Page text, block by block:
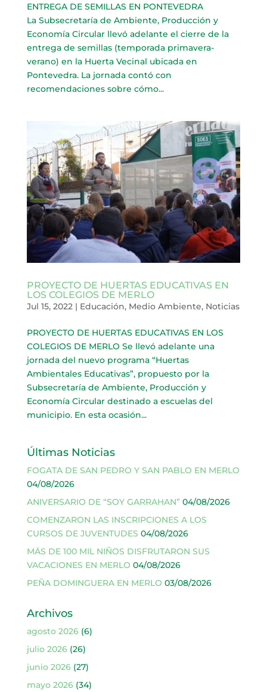
ENTREGA DE SEMILLAS EN PONTEVEDRA
La Subsecretaría de Ambiente, Producción y
Economía Circular llevó adelante el cierre de la
entrega de semillas (temporada primavera-
verano) en la Huerta Vecinal ubicada en
Pontevedra. La jornada contó con
recomendaciones sobre cómo...
PROYECTO DE HUERTAS EDUCATIVAS EN
LOS COLEGIOS DE MERLO
Jul 15, 2022| Educación, Medio Ambiente, Noticias
PROYECTO DE HUERTAS EDUCATIVAS EN LOS
COLEGIOS DE MERLO Se llevó adelante una
jornada del nuevo programa “Huertas
Ambientales Educativas”, propuesto por la
Subsecretaría de Ambiente, Producción y
Economía Circular destinado a escuelas del
municipio. En esta ocasión...
Últimas Noticias
FOGATA DE SAN PEDRO Y SAN PABLO EN MERLO
04/08/2026
ANIVERSARIO DE “SOY GARRAHAN” 04/08/2026
COMENZARON LAS INSCRIPCIONES A LOS
CURSOS DE JUVENTUDES 04/08/2026
MÁS DE 100 MIL NIÑOS DISFRUTARON SUS
VACACIONES EN MERLO 04/08/2026
PEÑA DOMINGUERA EN MERLO 03/08/2026
Archivos
agosto 2026(6)
julio 2026(26)
junio 2026(27)
mayo 2026(34)